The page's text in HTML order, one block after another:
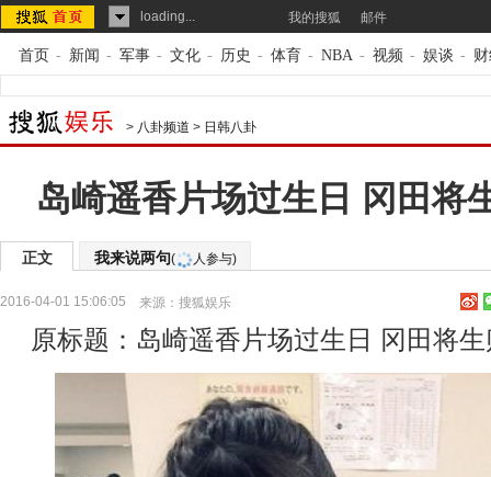
loading... 我的搜狐 邮件
首页 - 新闻 - 军事 - 文化 - 历史 - 体育 - NBA - 视频 - 娱谈 -
> 八卦频道 > 日韩八卦
岛崎遥香片场过生日 冈田将
正文 我来说两句( 人参与)
2016-04-01 15:06:05 来源： 搜狐娱乐
原标题：岛崎遥香片场过生日 冈田将